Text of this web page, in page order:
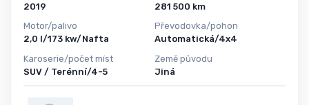
2019
Motor/palivo
2,0 l/173 kw/Nafta
Karoserie/počet míst
SUV / Terénní/4-5
281 500 km
Převodovka/pohon
Automatická/4x4
Země původu
Jiná